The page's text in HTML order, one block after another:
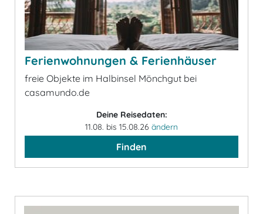
Ferienwohnungen & Ferienhäuser
freie Objekte im Halbinsel Mönchgut bei
casamundo.de
Deine Reisedaten:
11.08. bis 15.08.26 ändern
Finden